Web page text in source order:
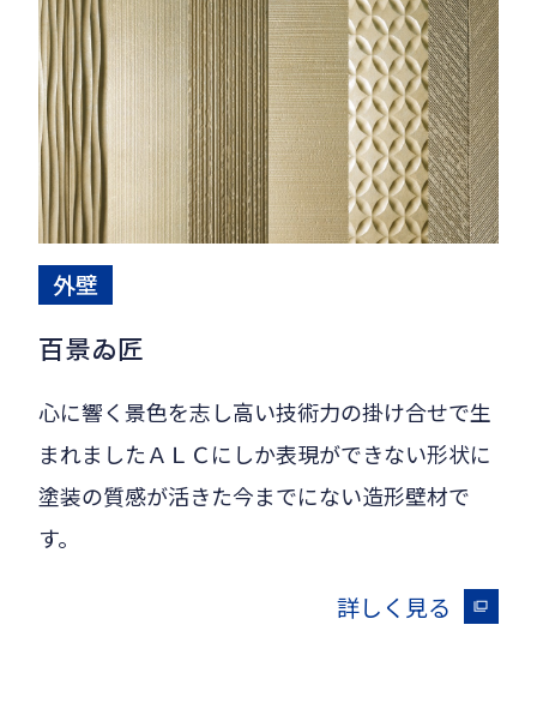
外壁
百景ゐ匠
心に響く景色を志し高い技術力の掛け合せで生
まれましたＡＬＣにしか表現ができない形状に
塗装の質感が活きた今までにない造形壁材で
す。
詳しく見る